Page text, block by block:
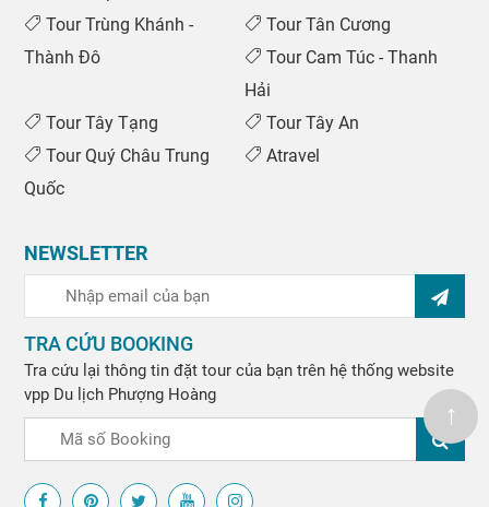
Tour Trùng Khánh -
Thành Đô
Tour Tân Cương
Tour Cam Túc - Thanh
Hải
Tour Tây Tạng
Tour Tây An
Tour Quý Châu Trung
Quốc
Atravel
NEWSLETTER
TRA CỨU BOOKING
Tra cứu lại thông tin đặt tour của bạn trên hệ thống website
vpp Du lịch Phượng Hoàng
↑